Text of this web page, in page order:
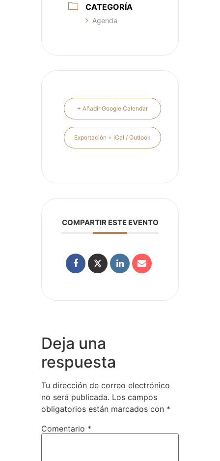
CATEGORÍA
Agenda
+ Añadir Google Calendar
Exportación + iCal / Outlook
COMPARTIR ESTE EVENTO
Deja una
respuesta
Tu dirección de correo electrónico
no será publicada. Los campos
obligatorios están marcados con *
Comentario *